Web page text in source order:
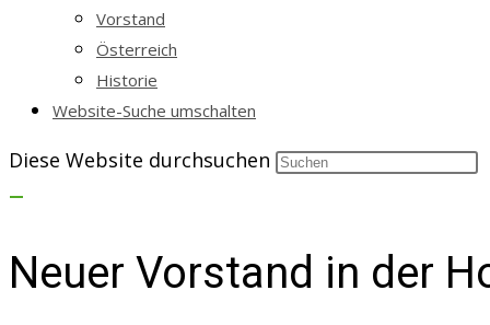
Vorstand
Österreich
Historie
Website-Suche umschalten
Diese Website durchsuchen
Neuer Vorstand in der